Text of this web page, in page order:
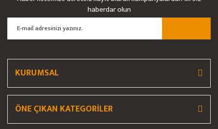
Ürün açıklamasında eksik bilgiler bulunuyor.
Ürün bilgilerinde hatalar bulunuyor.
Ürün fiyatı diğer sitelerden daha pahalı.
haberdar olun
KURUMSAL
ÖNE ÇIKAN KATEGORİLER